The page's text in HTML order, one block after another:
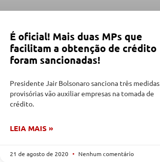
É oficial! Mais duas MPs que
facilitam a obtenção de crédito
foram sancionadas!
Presidente Jair Bolsonaro sanciona três medidas
provisórias vão auxiliar empresas na tomada de
crédito.
LEIA MAIS »
21 de agosto de 2020 Nenhum comentário